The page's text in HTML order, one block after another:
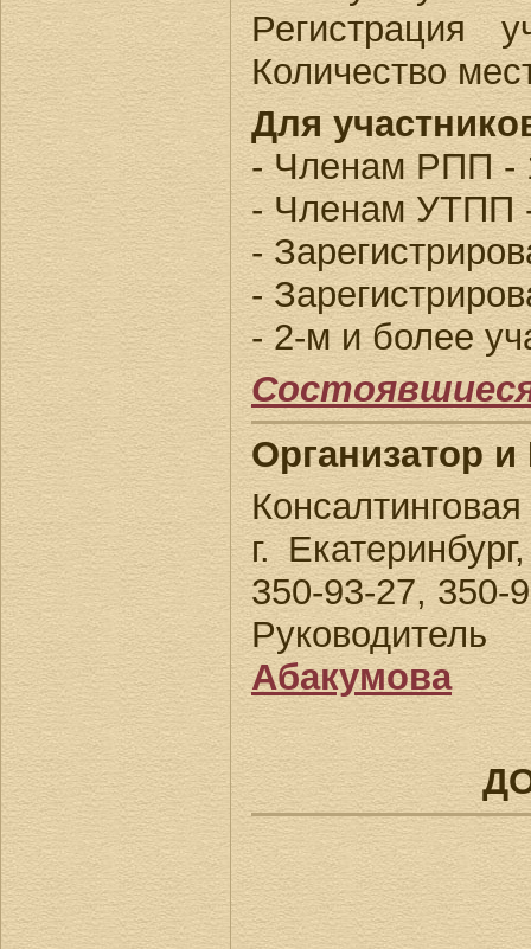
Регистрация
Количество
Для
- Членам РПП -
- Членам УТПП
-
-
- 2-м и более
Организатор
г.
350-93-27, 350-
Абакумова